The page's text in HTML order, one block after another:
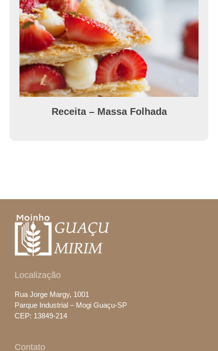
Receita – Massa Folhada
Localização
Rua Jorge Margy, 1001
Parque Industrial – Mogi Guaçu-SP
CEP: 13849-214
Contato